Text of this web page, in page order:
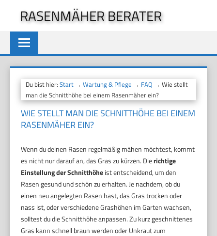
springen
RASENMÄHER BERATER
Du bist hier:Start →Wartung & Pflege → FAQ → Wie stellt
man die Schnitthöhe bei einem Rasenmäher ein?
WIE STELLT MAN DIE SCHNITTHÖHE BEI EINEM
RASENMÄHER EIN?
Wenn du deinen Rasen regelmäßig mähen möchtest, kommt
es nicht nur darauf an, das Gras zu kürzen. Dierichtige
Einstellung der Schnitthöheist entscheidend, um den
Rasen gesund und schön zu erhalten. Je nachdem, ob du
einen neu angelegten Rasen hast, das Gras trocken oder
nass ist, oder verschiedene Grashöhen im Garten wachsen,
solltest du die Schnitthöhe anpassen. Zu kurz geschnittenes
Gras kann schnell braun werden oder Unkraut zum